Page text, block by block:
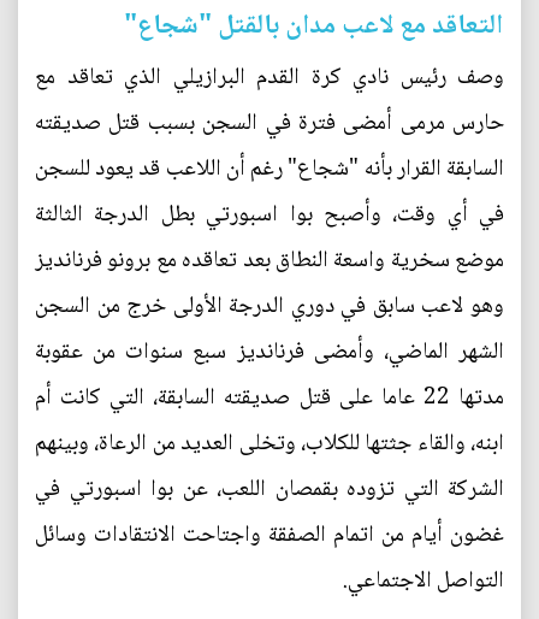
التعاقد مع لاعب مدان بالقتل "شجاع"
وصف رئيس نادي كرة القدم البرازيلي الذي تعاقد مع
حارس مرمى أمضى فترة في السجن بسبب قتل صديقته
السابقة القرار بأنه "شجاع" رغم أن اللاعب قد يعود للسجن
في أي وقت، وأصبح بوا اسبورتي بطل الدرجة الثالثة
موضع سخرية واسعة النطاق بعد تعاقده مع برونو فرنانديز
وهو لاعب سابق في دوري الدرجة الأولى خرج من السجن
الشهر الماضي، وأمضى فرنانديز سبع سنوات من عقوبة
مدتها 22 عاما على قتل صديقته السابقة، التي كانت أم
ابنه، والقاء جثتها للكلاب، وتخلى العديد من الرعاة، وبينهم
الشركة التي تزوده بقمصان اللعب، عن بوا اسبورتي في
غضون أيام من اتمام الصفقة واجتاحت الانتقادات وسائل
التواصل الاجتماعي.